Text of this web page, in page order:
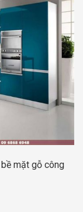
mặt gỗ công